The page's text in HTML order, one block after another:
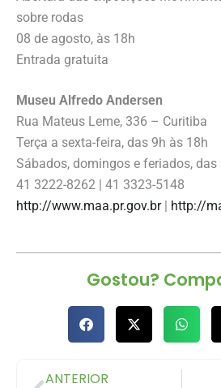
sobre rodas
08 de agosto, às 18h
Entrada gratuita
Museu Alfredo Andersen
Rua Mateus Leme, 336 – Curitiba
Terça a sexta-feira, das 9h às 18h
Sábados, domingos e feriados, das
41 3222-8262 | 41 3323-5148
http://www.maa.pr.gov.br| http://
Gostou?
ANTERIOR